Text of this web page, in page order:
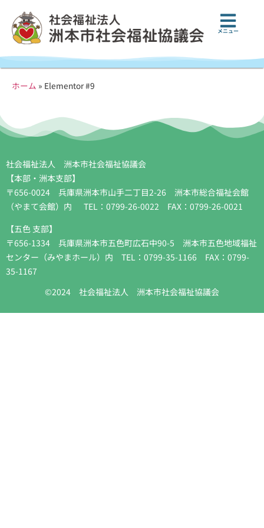
メニュー
ホーム » Elementor #9
社会福祉法人 洲本市社会福祉協議会
【本部・洲本支部】
〒656-0024 兵庫県洲本市山手二丁目2-26 洲本市総合福祉会館
（やまて会館）内 TEL：0799-26-0022 FAX：0799-26-0021
【五色 支部】
〒656-1334 兵庫県洲本市五色町広石中90-5 洲本市五色地域福祉
センター（みやまホール）内 TEL：0799-35-1166 FAX：0799-
35-1167
©2024 社会福祉法人 洲本市社会福祉協議会